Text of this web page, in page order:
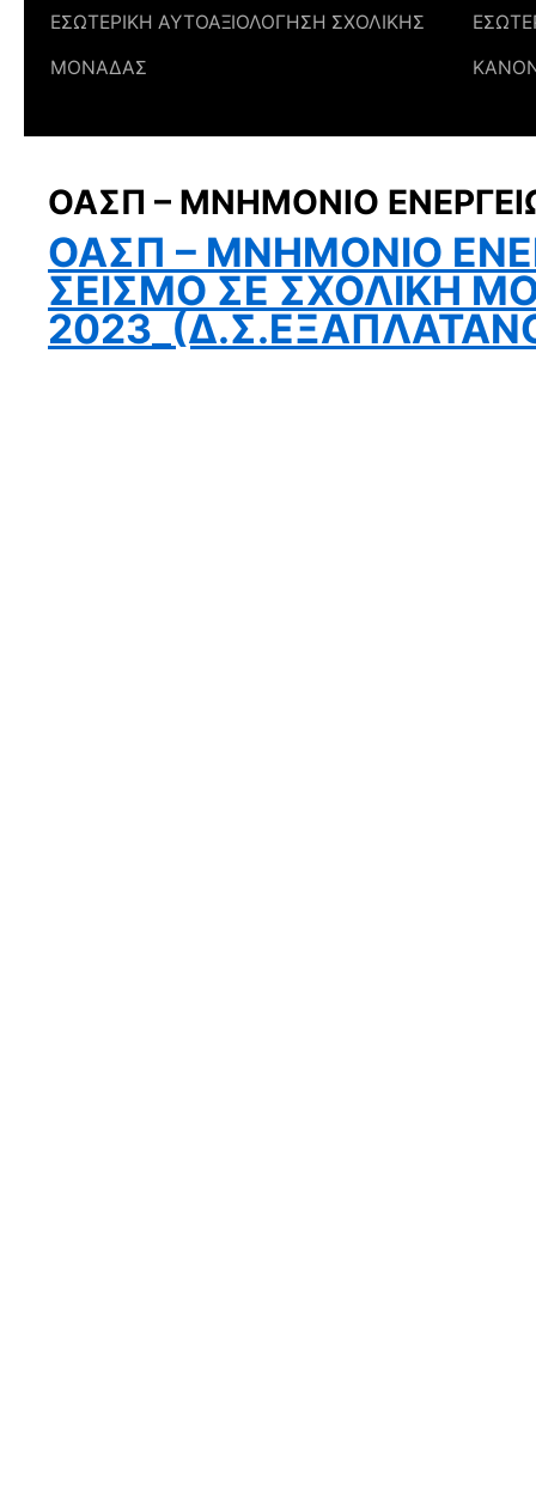
ΕΣΩΤΕΡΙΚΗ ΑΥΤΟΑΞΙΟΛΟΓΗΣΗ ΣΧΟΛΙΚΗΣ
ΜΟΝΑΔΑΣ
ΟΑΣΠ – ΜΝΗΜΟΝΙΟ
ΟΑΣΠ – MNHMONIO
ΣΕΙΣΜΟ ΣΕ ΣΧΟΛΙΚΗ